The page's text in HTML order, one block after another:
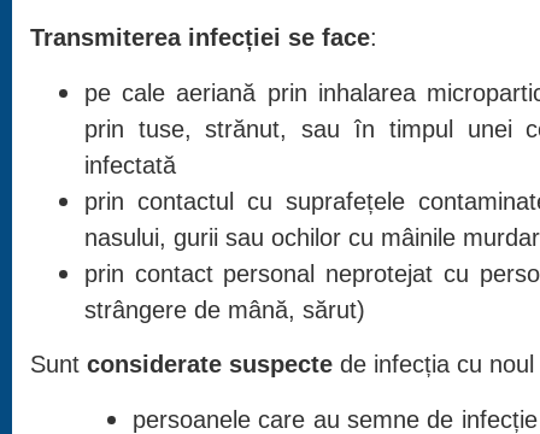
Transmiterea infecției se face:
pe cale aeriană prin inhalarea
prin tuse, strănut, sau în timpul unei
infectată
prin contactul cu suprafețele
nasului, gurii sau ochilor cu mâinile
prin contact personal neprotejat cu
strângere de mână, sărut)
Sunt considerate suspecte de infecția cu
persoanele care au semne de